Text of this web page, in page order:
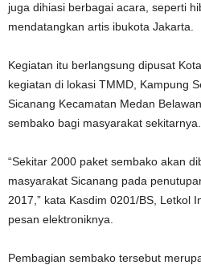
juga dihiasi berbagai acara, seperti
mendatangkan artis ibukota Jakarta.
Kegiatan itu berlangsung dipusat
kegiatan di lokasi TMMD, Kampung
Sicanang Kecamatan Medan
sembako bagi masyarakat sekitarnya.
“Sekitar 2000 paket sembako akan
masyarakat Sicanang pada
2017,” kata Kasdim 0201/BS, Letkol
pesan elektroniknya.
Pembagian sembako tersebut